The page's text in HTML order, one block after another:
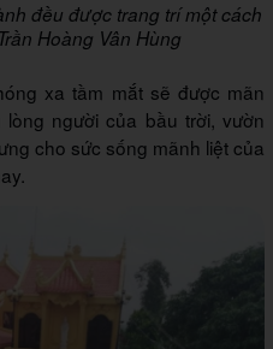
đều được trang trí một cách
Hoàng Vân Hùng
xa tầm mắt sẽ được mãn
người của bầu trời, vườn
cho sức sống mãnh liệt của